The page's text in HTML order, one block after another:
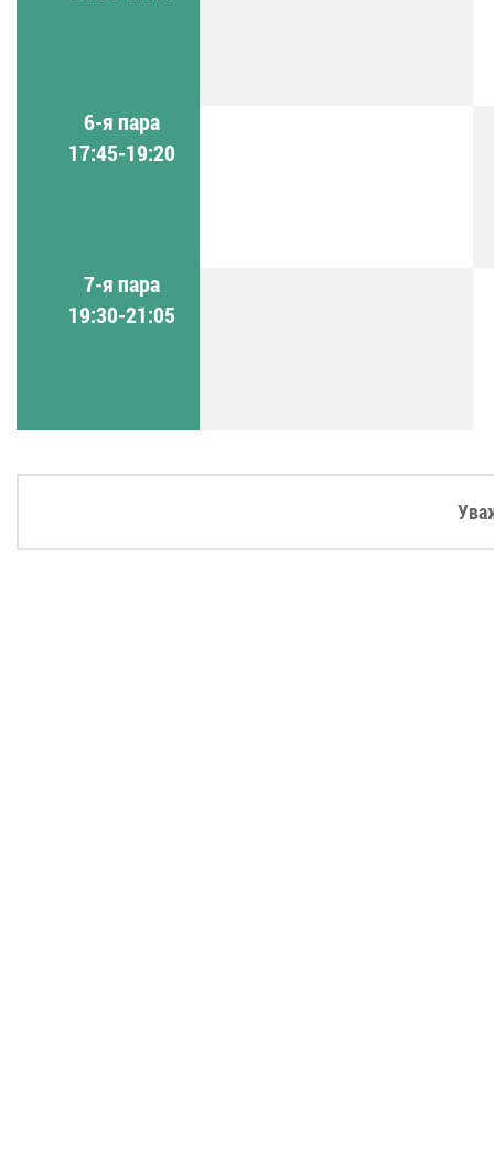
6-я пара
17:45-19:20
7-я пара
19:30-21:05